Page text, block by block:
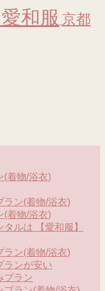
和服 京都
(着物/浴衣)
ラン(着物/浴衣)
(着物/浴衣)
ルは 【愛和服】
ラン(着物/浴衣)
ランが安い
プラン